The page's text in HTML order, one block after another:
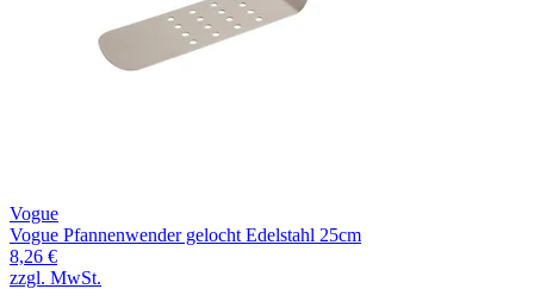
Vogue
Vogue Pfannenwender gelocht Edelstahl 25cm
8,26 €
zzgl. MwSt.